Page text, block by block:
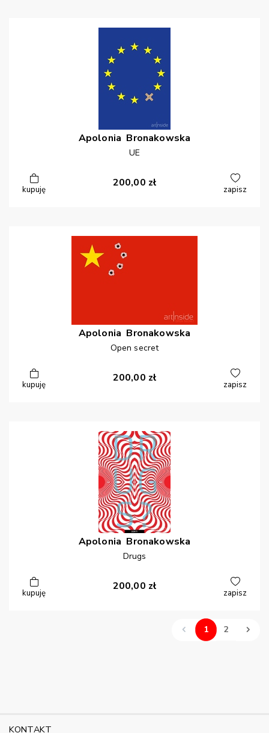
Apolonia Bronakowska
UE
kupuję
200,00 zł
zapisz
Apolonia Bronakowska
Open secret
kupuję
200,00 zł
zapisz
Apolonia Bronakowska
Drugs
kupuję
200,00 zł
zapisz
1 2
KONTAKT